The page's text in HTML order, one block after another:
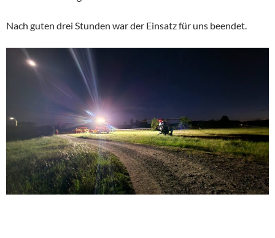
Nach guten drei Stunden war der Einsatz für uns beendet.